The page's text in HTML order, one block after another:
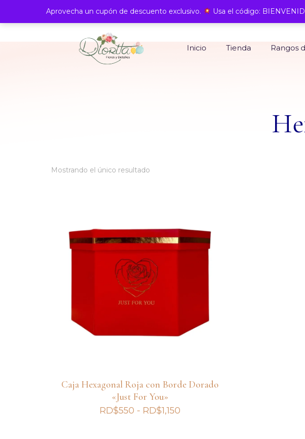
Inicio Tienda Rangos
Mostrando el único resultado
Caja Hexagonal Roja con Borde Dorado
«Just For You»
RD$550 - RD$1,150Rango
Aprovecha un cupón de descuento exclusivo. Usa el código: